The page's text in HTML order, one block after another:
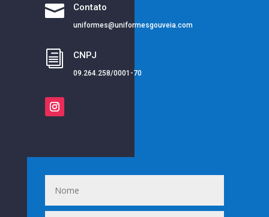
 Contato
uniformes@uniformesgouveia.com
i CNPJ
09.264.258/0001-70